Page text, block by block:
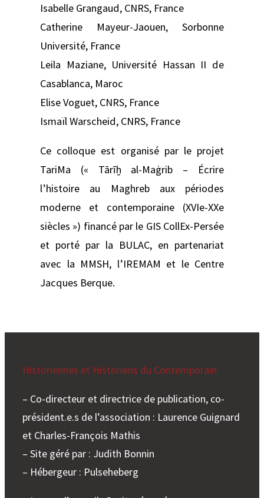
Isabelle Grangaud, CNRS, France
Catherine Mayeur-Jaouen, Sorbonne
Université, France
Leila Maziane, Université Hassan II de
Casablanca, Maroc
Elise Voguet, CNRS, France
Ismaïl Warscheid, CNRS, France
Ce colloque est organisé par le projet
TariMa (« Tārīẖ al-Maġrib – Écrire
l’histoire au Maghreb aux périodes
moderne et contemporaine (XVIe-XXe
siècles ») financé par le GIS CollEx-Persée
et porté par la BULAC, en partenariat
avec la MMSH, l’IREMAM et le Centre
Jacques Berque.
Historiennes et Historiens du Contemporain
– Co-directeur et directrice de publication, co-
président.e.s de l’association : Laurence Guignard
et Charles-François Mathis
– Site géré par : Judith Bonnin
– Hébergeur : Pulseheberg